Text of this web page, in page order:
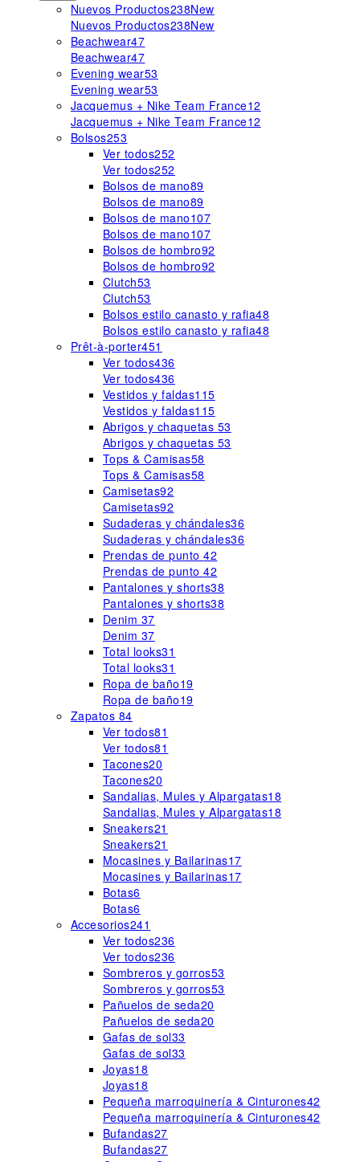
Nuevos Productos238New
Nuevos Productos238New
Beachwear47
Beachwear47
Evening wear53
Evening wear53
Jacquemus + Nike Team France12
Jacquemus + Nike Team France12
Bolsos253
Ver todos252
Ver todos252
Bolsos de mano89
Bolsos de mano89
Bolsos de mano107
Bolsos de mano107
Bolsos de hombro92
Bolsos de hombro92
Clutch53
Clutch53
Bolsos estilo canasto y rafia48
Bolsos estilo canasto y rafia48
Prêt-à-porter451
Ver todos436
Ver todos436
Vestidos y faldas115
Vestidos y faldas115
Abrigos y chaquetas 53
Abrigos y chaquetas 53
Tops & Camisas58
Tops & Camisas58
Camisetas92
Camisetas92
Sudaderas y chándales36
Sudaderas y chándales36
Prendas de punto42
Prendas de punto42
Pantalones y shorts38
Pantalones y shorts38
Denim 37
Denim 37
Total looks31
Total looks31
Ropa de baño19
Ropa de baño19
Zapatos 84
Ver todos81
Ver todos81
Tacones20
Tacones20
Sandalias, Mules y Alpargatas18
Sandalias, Mules y Alpargatas18
Sneakers21
Sneakers21
Mocasines y Bailarinas17
Mocasines y Bailarinas17
Botas6
Botas6
Accesorios241
Ver todos236
Ver todos236
Sombreros y gorros53
Sombreros y gorros53
Pañuelos de seda20
Pañuelos de seda20
Gafas de sol33
Gafas de sol33
Joyas18
Joyas18
Pequeña marroquinería & Cinturones42
Pequeña marroquinería & Cinturones42
Bufandas27
Bufandas27